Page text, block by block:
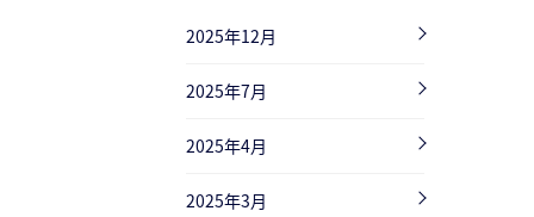
2025年12月
2025年7月
2025年4月
2025年3月